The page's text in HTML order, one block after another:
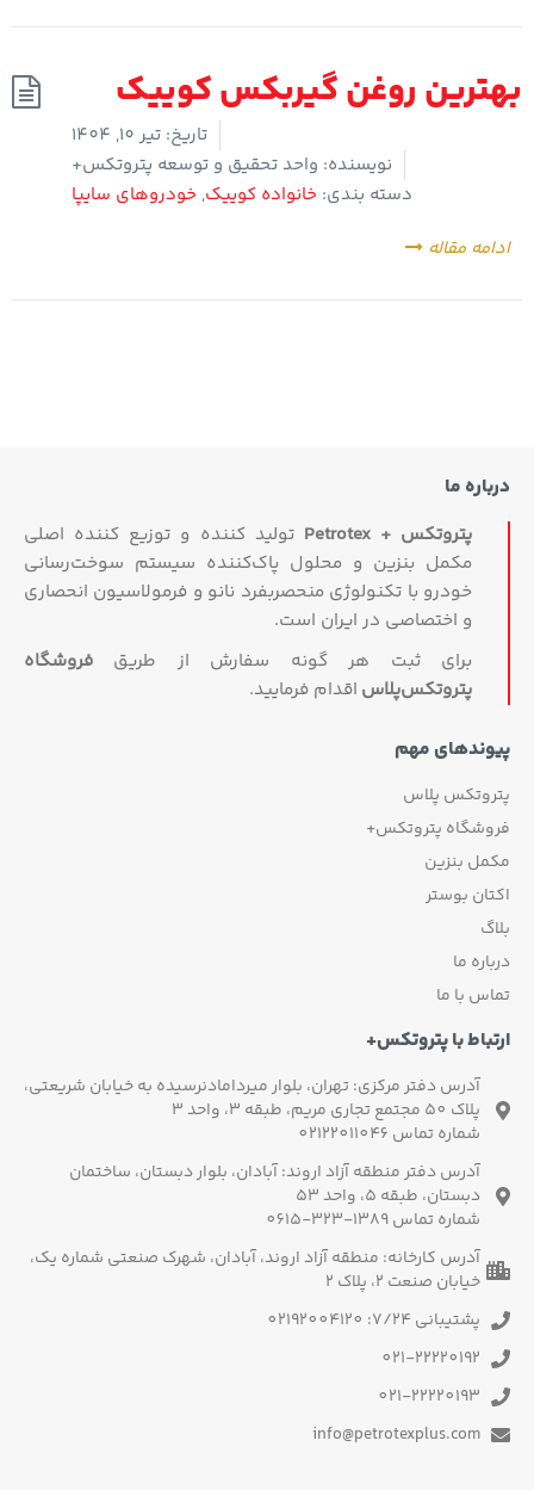
بهترین روغن گیربکس کوییک
تاریخ: تیر 10, 1404
نویسنده: واحد تحقیق و توسعه پتروتکس+
دسته بندی: خانواده کوییک, خودروهای سایپا
ادامه مقاله
درباره ما
پتروتکس + Petrotex
تولید کننده و توزیع کننده اصلی
مکمل بنزین و محلول پاک‌کننده سیستم سوخت‌رسانی
خودرو با تکنولوژی منحصربفرد نانو و فرمولاسیون انحصاری
و اختصاصی در ایران است.
برای ثبت هر گونه سفارش از طریق فروشگاه
پتروتکس‏‌پلاس اقدام فرمایید.
پیوندهای مهم
پتروتکس پلاس
فروشگاه پتروتکس+
مکمل بنزین
اکتان بوستر
بلاگ
درباره ما
تماس با ما
ارتباط با پتروتکس+
آدرس دفتر مرکزی: تهران، بلوار میردامادنرسیده به خیابان شریعتی،
پلاک 50 مجتمع تجاری مریم، طبقه 3، واحد 3
شماره تماس 02122011046
آدرس دفتر منطقه آزاد اروند: آبادان، بلوار دبستان، ساختمان
دبستان، طبقه 5، واحد 53
شماره تماس 1389-323-0615
آدرس کارخانه: منطقه آزاد اروند، آبادان، شهرک صنعتی شماره یک،
خیابان صنعت 2، پلاک 2
پشتیبانی 7/24: 02192004120
021-22220192
021-22220193
info@petrotexplus.com